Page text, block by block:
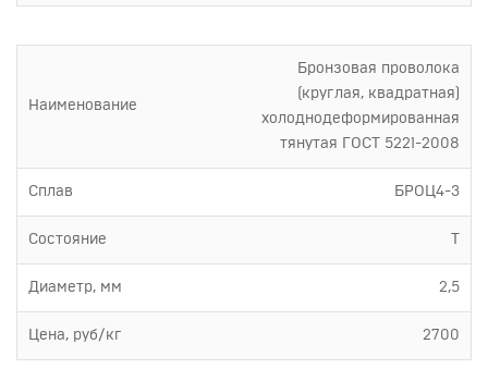
Наименование
Бронзовая проволока
(круглая, квадратная)
холоднодеформированная
тянутая ГОСТ 5221-2008
Сплав БРОЦ4-3
Состояние
Диаметр, мм 2,5
Цена, руб/кг 2700